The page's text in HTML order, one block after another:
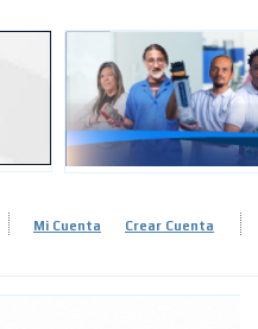
Mi Cuenta Crear Cuenta